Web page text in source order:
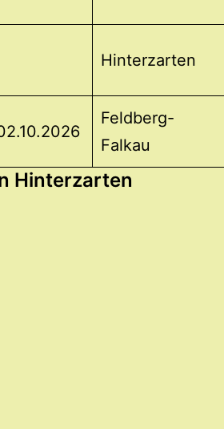
Hinterzarten
Feldberg-
Falkau
Hinterzarten